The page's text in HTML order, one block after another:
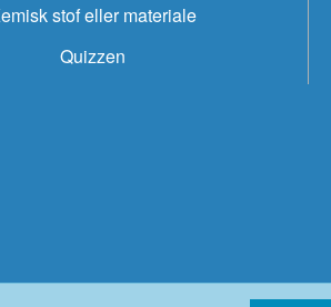
stof eller materiale
Quizzen